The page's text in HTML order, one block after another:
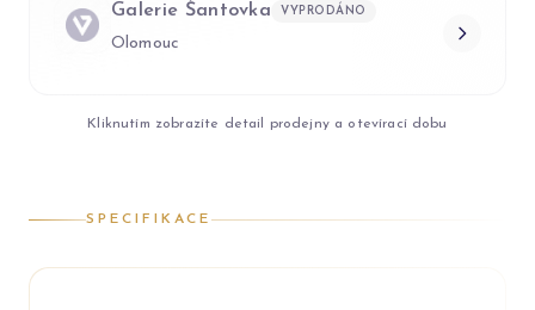
Galerie Šantovka VYPRODÁNO
Olomouc
Kliknutím zobrazíte detail prodejny a otevírací dobu
SPECIFIKACE